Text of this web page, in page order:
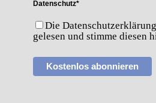
Datenschutz*
Die
gelesen und stimme diesen
Kostenlos abonnieren